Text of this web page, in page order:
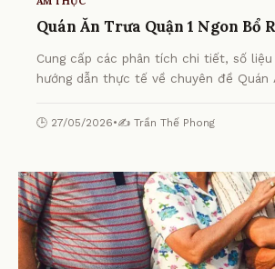
Quán Ăn Trưa Quận 1 Ngon Bổ
Cung cấp các phân tích chi tiết, số liệu
hướng dẫn thực tế về chuyên đề Quán
🕒 27/05/2026•✍️ Trần Thế Phong